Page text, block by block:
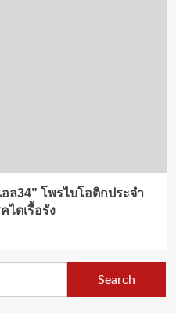
34” โพรไบโอติกประจำ
ไตเรื้อรัง